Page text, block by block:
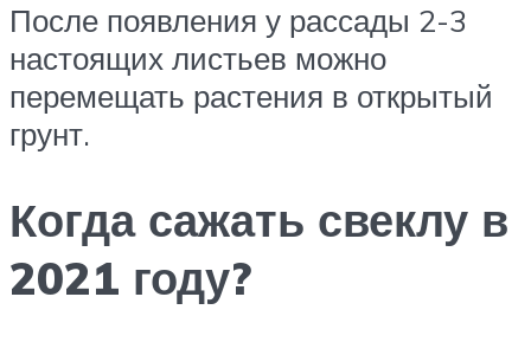
После появления у рассады 2-3
настоящих листьев можно
перемещать растения в открытый
грунт.
Когда сажать свеклу в
2021 году?